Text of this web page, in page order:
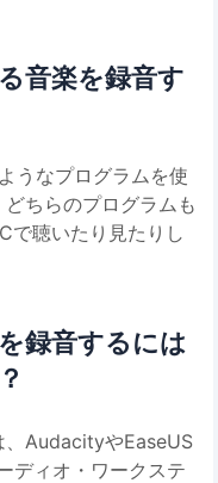
音楽を録音す
うなプログラムを使
ちらのプログラムも
で聴いたり見たりし
録音するには
、AudacityやEaseUS
ディオ・ワークステ